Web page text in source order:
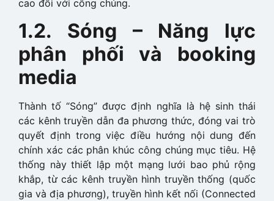
cao đối với công chúng.
1.2. Sóng – Năng lực
phân phối và booking
media
Thành tố “Sóng” được định nghĩa là hệ sinh thái
các kênh truyền dẫn đa phương thức, đóng vai trò
quyết định trong việc điều hướng nội dung đến
chính xác các phân khúc công chúng mục tiêu. Hệ
thống này thiết lập một mạng lưới bao phủ rộng
khắp, từ các kênh truyền hình truyền thống (quốc
gia và địa phương), truyền hình kết nối (Connected